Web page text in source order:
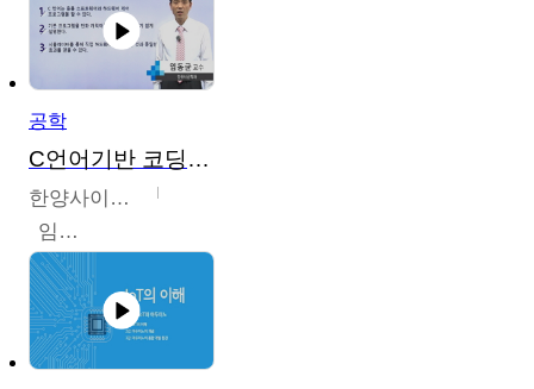
공학
C언어기반 코딩교육
한양사이버대학교
임동균